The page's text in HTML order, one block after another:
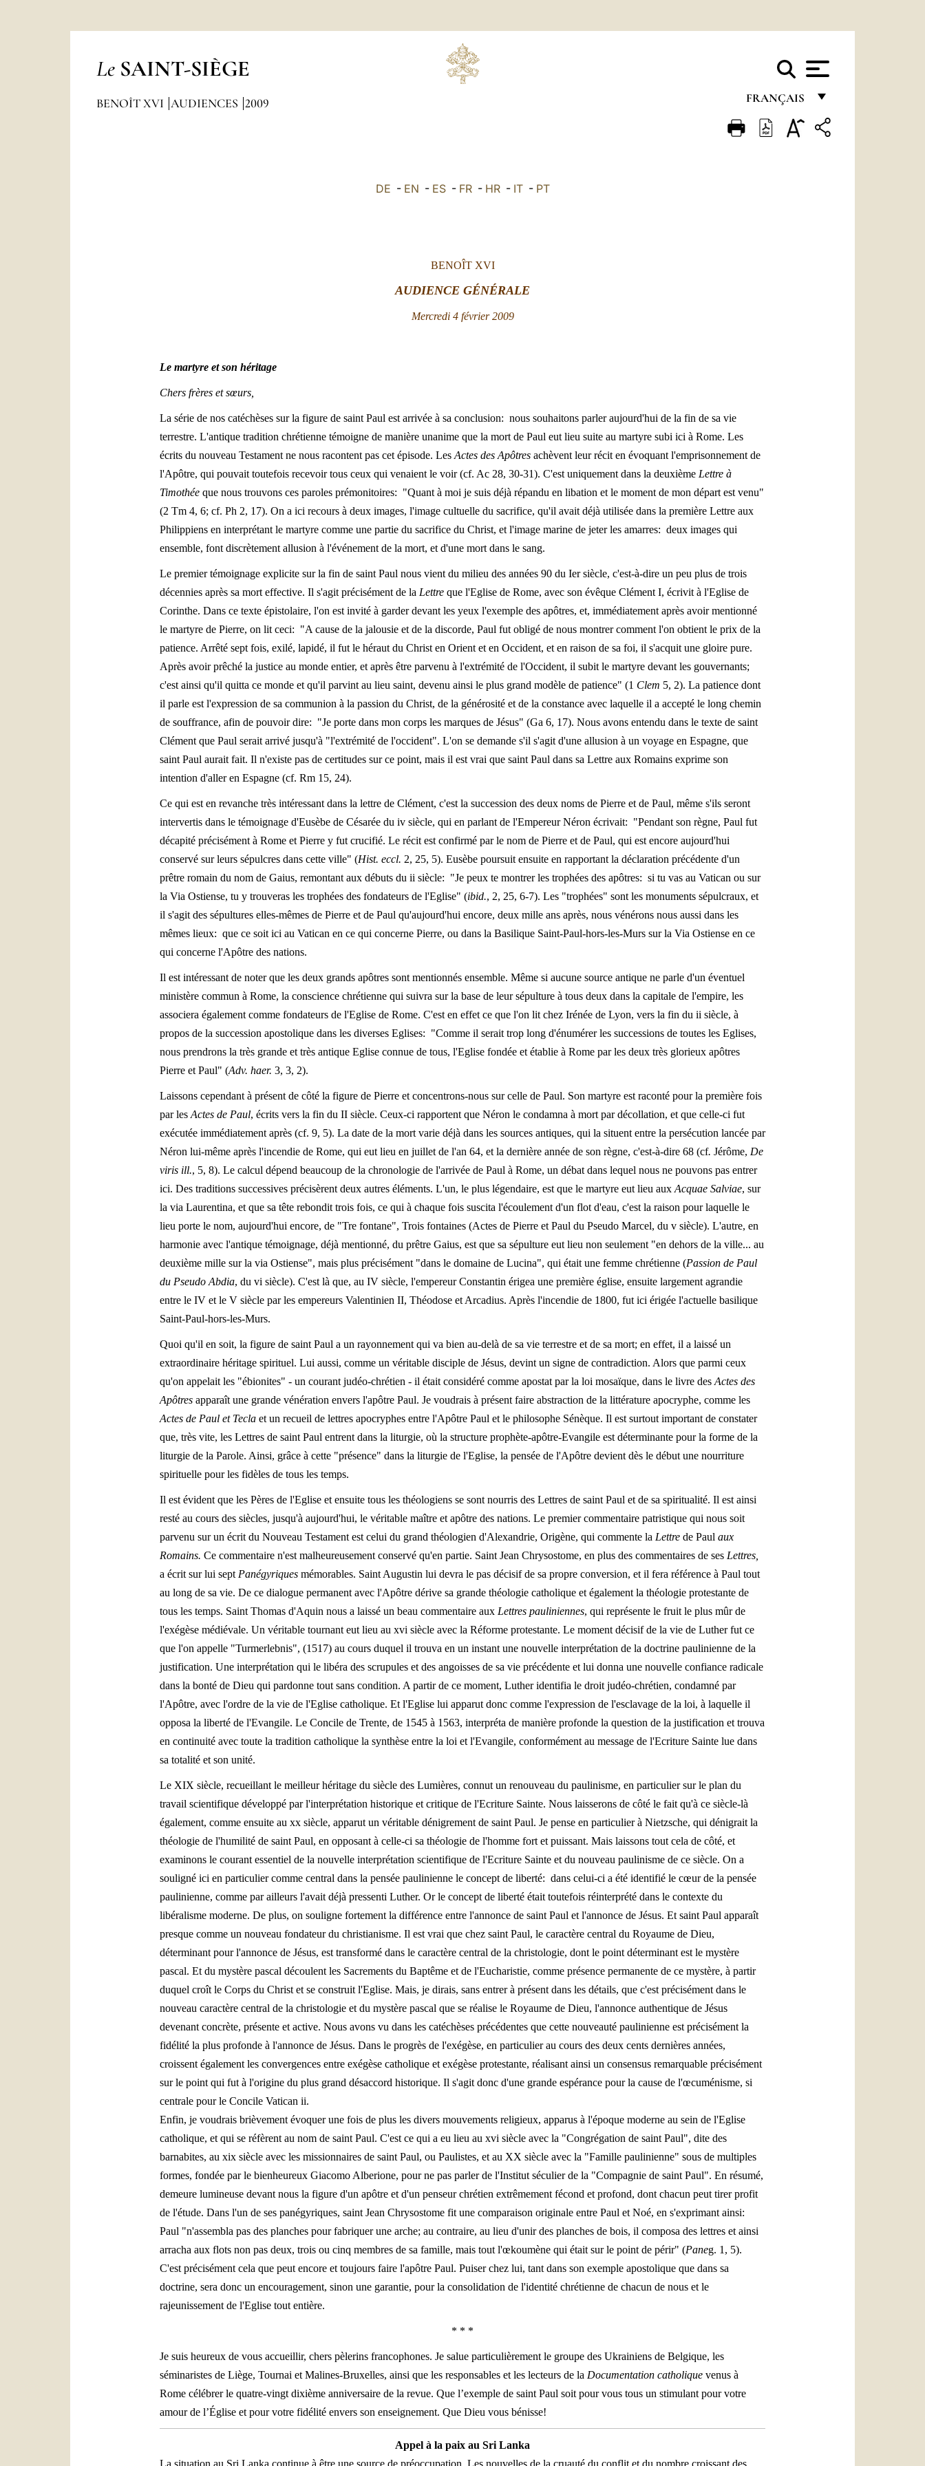
Le SAINT-SIÈGE
FRANÇAIS
FRANÇAIS
BENOÎT XVI AUDIENCES 2009
DE - EN - ES- FR- HR- IT- PT
BENOÎT XVI
AUDIENCE GÉNÉRALE
Mercredi 4 février 2009
Le martyre et son héritage
Chers frères et sœurs,
La série de nos catéchèses sur la figure de saint Paul est arrivée à sa conclusion: nous souhaitons parler aujourd'hui de la fin de sa vie
terrestre. L'antique tradition chrétienne témoigne de manière unanime que la mort de Paul eut lieu suite au martyre subi ici à Rome. Les
écrits du nouveau Testament ne nous racontent pas cet épisode. Les Actes des Apôtres achèvent leur récit en évoquant l'emprisonnement de
l'Apôtre, qui pouvait toutefois recevoir tous ceux qui venaient le voir (cf. Ac 28, 30-31). C'est uniquement dans la deuxième Lettre à
Timothée que nous trouvons ces paroles prémonitoires: "Quant à moi je suis déjà répandu en libation et le moment de mon départ est venu"
(2 Tm 4, 6; cf. Ph 2, 17). On a ici recours à deux images, l'image cultuelle du sacrifice, qu'il avait déjà utilisée dans la première Lettre aux
Philippiens en interprétant le martyre comme une partie du sacrifice du Christ, et l'image marine de jeter les amarres: deux images qui
ensemble, font discrètement allusion à l'événement de la mort, et d'une mort dans le sang.
Le premier témoignage explicite sur la fin de saint Paul nous vient du milieu des années 90 du Ier siècle, c'est-à-dire un peu plus de trois
décennies après sa mort effective. Il s'agit précisément de la Lettre que l'Eglise de Rome, avec son évêque Clément I, écrivit à l'Eglise de
Corinthe. Dans ce texte épistolaire, l'on est invité à garder devant les yeux l'exemple des apôtres, et, immédiatement après avoir mentionné
le martyre de Pierre, on lit ceci: "A cause de la jalousie et de la discorde, Paul fut obligé de nous montrer comment l'on obtient le prix de la
patience. Arrêté sept fois, exilé, lapidé, il fut le héraut du Christ en Orient et en Occident, et en raison de sa foi, il s'acquit une gloire pure.
Après avoir prêché la justice au monde entier, et après être parvenu à l'extrémité de l'Occident, il subit le martyre devant les gouvernants;
c'est ainsi qu'il quitta ce monde et qu'il parvint au lieu saint, devenu ainsi le plus grand modèle de patience" (1 Clem 5, 2). La patience dont
il parle est l'expression de sa communion à la passion du Christ, de la générosité et de la constance avec laquelle il a accepté le long chemin
de souffrance, afin de pouvoir dire: "Je porte dans mon corps les marques de Jésus" (Ga 6, 17). Nous avons entendu dans le texte de saint
Clément que Paul serait arrivé jusqu'à "l'extrémité de l'occident". L'on se demande s'il s'agit d'une allusion à un voyage en Espagne, que
saint Paul aurait fait. Il n'existe pas de certitudes sur ce point, mais il est vrai que saint Paul dans sa Lettre aux Romains exprime son
intention d'aller en Espagne (cf. Rm 15, 24).
Ce qui est en revanche très intéressant dans la lettre de Clément, c'est la succession des deux noms de Pierre et de Paul, même s'ils seront
intervertis dans le témoignage d'Eusèbe de Césarée du iv siècle, qui en parlant de l'Empereur Néron écrivait: "Pendant son règne, Paul fut
décapité précisément à Rome et Pierre y fut crucifié. Le récit est confirmé par le nom de Pierre et de Paul, qui est encore aujourd'hui
conservé sur leurs sépulcres dans cette ville" (Hist. eccl. 2, 25, 5). Eusèbe poursuit ensuite en rapportant la déclaration précédente d'un
prêtre romain du nom de Gaius, remontant aux débuts du ii siècle: "Je peux te montrer les trophées des apôtres: si tu vas au Vatican ou sur
la Via Ostiense, tu y trouveras les trophées des fondateurs de l'Eglise" (ibid., 2, 25, 6-7). Les "trophées" sont les monuments sépulcraux, et
il s'agit des sépultures elles-mêmes de Pierre et de Paul qu'aujourd'hui encore, deux mille ans après, nous vénérons nous aussi dans les
mêmes lieux: que ce soit ici au Vatican en ce qui concerne Pierre, ou dans la Basilique Saint-Paul-hors-les-Murs sur la Via Ostiense en ce
qui concerne l'Apôtre des nations.
Il est intéressant de noter que les deux grands apôtres sont mentionnés ensemble. Même si aucune source antique ne parle d'un éventuel
ministère commun à Rome, la conscience chrétienne qui suivra sur la base de leur sépulture à tous deux dans la capitale de l'empire, les
associera également comme fondateurs de l'Eglise de Rome. C'est en effet ce que l'on lit chez Irénée de Lyon, vers la fin du ii siècle, à
propos de la succession apostolique dans les diverses Eglises: "Comme il serait trop long d'énumérer les successions de toutes les Eglises,
nous prendrons la très grande et très antique Eglise connue de tous, l'Eglise fondée et établie à Rome par les deux très glorieux apôtres
Pierre et Paul" (Adv. haer. 3, 3, 2).
Laissons cependant à présent de côté la figure de Pierre et concentrons-nous sur celle de Paul. Son martyre est raconté pour la première fois
par les Actes de Paul, écrits vers la fin du II siècle. Ceux-ci rapportent que Néron le condamna à mort par décollation, et que celle-ci fut
exécutée immédiatement après (cf. 9, 5). La date de la mort varie déjà dans les sources antiques, qui la situent entre la persécution lancée par
Néron lui-même après l'incendie de Rome, qui eut lieu en juillet de l'an 64, et la dernière année de son règne, c'est-à-dire 68 (cf. Jérôme, De
viris ill., 5, 8). Le calcul dépend beaucoup de la chronologie de l'arrivée de Paul à Rome, un débat dans lequel nous ne pouvons pas entrer
ici. Des traditions successives précisèrent deux autres éléments. L'un, le plus légendaire, est que le martyre eut lieu aux Acquae Salviae, sur
la via Laurentina, et que sa tête rebondit trois fois, ce qui à chaque fois suscita l'écoulement d'un flot d'eau, c'est la raison pour laquelle le
lieu porte le nom, aujourd'hui encore, de "Tre fontane", Trois fontaines (Actes de Pierre et Paul du Pseudo Marcel, du v siècle). L'autre, en
harmonie avec l'antique témoignage, déjà mentionné, du prêtre Gaius, est que sa sépulture eut lieu non seulement "en dehors de la ville... au
deuxième mille sur la via Ostiense", mais plus précisément "dans le domaine de Lucina", qui était une femme chrétienne (Passion de Paul
du Pseudo Abdia, du vi siècle). C'est là que, au IV siècle, l'empereur Constantin érigea une première église, ensuite largement agrandie
entre le IV et le V siècle par les empereurs Valentinien II, Théodose et Arcadius. Après l'incendie de 1800, fut ici érigée l'actuelle basilique
Saint-Paul-hors-les-Murs.
Quoi qu'il en soit, la figure de saint Paul a un rayonnement qui va bien au-delà de sa vie terrestre et de sa mort; en effet, il a laissé un
extraordinaire héritage spirituel. Lui aussi, comme un véritable disciple de Jésus, devint un signe de contradiction. Alors que parmi ceux
qu'on appelait les "ébionites" - un courant judéo-chrétien - il était considéré comme apostat par la loi mosaïque, dans le livre des Actes des
Apôtres apparaît une grande vénération envers l'apôtre Paul. Je voudrais à présent faire abstraction de la littérature apocryphe, comme les
Actes de Paul et Tecla et un recueil de lettres apocryphes entre l'Apôtre Paul et le philosophe Sénèque. Il est surtout important de constater
que, très vite, les Lettres de saint Paul entrent dans la liturgie, où la structure prophète-apôtre-Evangile est déterminante pour la forme de la
liturgie de la Parole. Ainsi, grâce à cette "présence" dans la liturgie de l'Eglise, la pensée de l'Apôtre devient dès le début une nourriture
spirituelle pour les fidèles de tous les temps.
Il est évident que les Pères de l'Eglise et ensuite tous les théologiens se sont nourris des Lettres de saint Paul et de sa spiritualité. Il est ainsi
resté au cours des siècles, jusqu'à aujourd'hui, le véritable maître et apôtre des nations. Le premier commentaire patristique qui nous soit
parvenu sur un écrit du Nouveau Testament est celui du grand théologien d'Alexandrie, Origène, qui commente la Lettre de Paul aux
Romains. Ce commentaire n'est malheureusement conservé qu'en partie. Saint Jean Chrysostome, en plus des commentaires de ses Lettres,
a écrit sur lui sept Panégyriques mémorables. Saint Augustin lui devra le pas décisif de sa propre conversion, et il fera référence à Paul tout
au long de sa vie. De ce dialogue permanent avec l'Apôtre dérive sa grande théologie catholique et également la théologie protestante de
tous les temps. Saint Thomas d'Aquin nous a laissé un beau commentaire aux Lettres pauliniennes, qui représente le fruit le plus mûr de
l'exégèse médiévale. Un véritable tournant eut lieu au xvi siècle avec la Réforme protestante. Le moment décisif de la vie de Luther fut ce
que l'on appelle "Turmerlebnis", (1517) au cours duquel il trouva en un instant une nouvelle interprétation de la doctrine paulinienne de la
justification. Une interprétation qui le libéra des scrupules et des angoisses de sa vie précédente et lui donna une nouvelle confiance radicale
dans la bonté de Dieu qui pardonne tout sans condition. A partir de ce moment, Luther identifia le droit judéo-chrétien, condamné par
l'Apôtre, avec l'ordre de la vie de l'Eglise catholique. Et l'Eglise lui apparut donc comme l'expression de l'esclavage de la loi, à laquelle il
opposa la liberté de l'Evangile. Le Concile de Trente, de 1545 à 1563, interpréta de manière profonde la question de la justification et trouva
en continuité avec toute la tradition catholique la synthèse entre la loi et l'Evangile, conformément au message de l'Ecriture Sainte lue dans
sa totalité et son unité.
Le XIX siècle, recueillant le meilleur héritage du siècle des Lumières, connut un renouveau du paulinisme, en particulier sur le plan du
travail scientifique développé par l'interprétation historique et critique de l'Ecriture Sainte. Nous laisserons de côté le fait qu'à ce siècle-là
également, comme ensuite au xx siècle, apparut un véritable dénigrement de saint Paul. Je pense en particulier à Nietzsche, qui dénigrait la
théologie de l'humilité de saint Paul, en opposant à celle-ci sa théologie de l'homme fort et puissant. Mais laissons tout cela de côté, et
examinons le courant essentiel de la nouvelle interprétation scientifique de l'Ecriture Sainte et du nouveau paulinisme de ce siècle. On a
souligné ici en particulier comme central dans la pensée paulinienne le concept de liberté: dans celui-ci a été identifié le cœur de la pensée
paulinienne, comme par ailleurs l'avait déjà pressenti Luther. Or le concept de liberté était toutefois réinterprété dans le contexte du
libéralisme moderne. De plus, on souligne fortement la différence entre l'annonce de saint Paul et l'annonce de Jésus. Et saint Paul apparaît
presque comme un nouveau fondateur du christianisme. Il est vrai que chez saint Paul, le caractère central du Royaume de Dieu,
déterminant pour l'annonce de Jésus, est transformé dans le caractère central de la christologie, dont le point déterminant est le mystère
pascal. Et du mystère pascal découlent les Sacrements du Baptême et de l'Eucharistie, comme présence permanente de ce mystère, à partir
duquel croît le Corps du Christ et se construit l'Eglise. Mais, je dirais, sans entrer à présent dans les détails, que c'est précisément dans le
nouveau caractère central de la christologie et du mystère pascal que se réalise le Royaume de Dieu, l'annonce authentique de Jésus
devenant concrète, présente et active. Nous avons vu dans les catéchèses précédentes que cette nouveauté paulinienne est précisément la
fidélité la plus profonde à l'annonce de Jésus. Dans le progrès de l'exégèse, en particulier au cours des deux cents dernières années,
croissent également les convergences entre exégèse catholique et exégèse protestante, réalisant ainsi un consensus remarquable précisément
sur le point qui fut à l'origine du plus grand désaccord historique. Il s'agit donc d'une grande espérance pour la cause de l'œcuménisme, si
centrale pour le Concile Vatican ii.
Enfin, je voudrais brièvement évoquer une fois de plus les divers mouvements religieux, apparus à l'époque moderne au sein de l'Eglise
catholique, et qui se réfèrent au nom de saint Paul. C'est ce qui a eu lieu au xvi siècle avec la "Congrégation de saint Paul", dite des
barnabites, au xix siècle avec les missionnaires de saint Paul, ou Paulistes, et au XX siècle avec la "Famille paulinienne" sous de multiples
formes, fondée par le bienheureux Giacomo Alberione, pour ne pas parler de l'Institut séculier de la "Compagnie de saint Paul". En résumé,
demeure lumineuse devant nous la figure d'un apôtre et d'un penseur chrétien extrêmement fécond et profond, dont chacun peut tirer profit
de l'étude. Dans l'un de ses panégyriques, saint Jean Chrysostome fit une comparaison originale entre Paul et Noé, en s'exprimant ainsi:
Paul "n'assembla pas des planches pour fabriquer une arche; au contraire, au lieu d'unir des planches de bois, il composa des lettres et ainsi
arracha aux flots non pas deux, trois ou cinq membres de sa famille, mais tout l'œkoumène qui était sur le point de périr" (Paneg. 1, 5).
C'est précisément cela que peut encore et toujours faire l'apôtre Paul. Puiser chez lui, tant dans son exemple apostolique que dans sa
doctrine, sera donc un encouragement, sinon une garantie, pour la consolidation de l'identité chrétienne de chacun de nous et le
rajeunissement de l'Eglise tout entière.
* * *
Je suis heureux de vous accueillir, chers pèlerins francophones. Je salue particulièrement le groupe des Ukrainiens de Belgique, les
séminaristes de Liège, Tournai et Malines-Bruxelles, ainsi que les responsables et les lecteurs de la Documentation catholique venus à
Rome célébrer le quatre-vingt dixième anniversaire de la revue. Que l’exemple de saint Paul soit pour vous tous un stimulant pour votre
amour de l’Église et pour votre fidélité envers son enseignement. Que Dieu vous bénisse!
Appel à la paix au Sri Lanka
La situation au Sri Lanka continue à être une source de préoccupation. Les nouvelles de la cruauté du conflit et du nombre croissant des